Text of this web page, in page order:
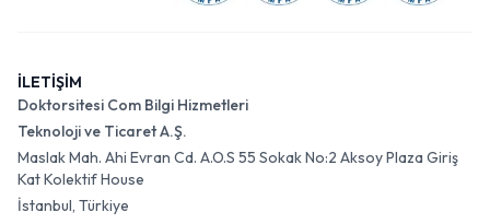
İLETİŞİM
Doktorsitesi Com Bilgi Hizmetleri
Teknoloji ve Ticaret A.Ş.
Maslak Mah. Ahi Evran Cd. A.O.S 55 Sokak No:2 Aksoy Plaza Giriş
Kat Kolektif House
İstanbul, Türkiye